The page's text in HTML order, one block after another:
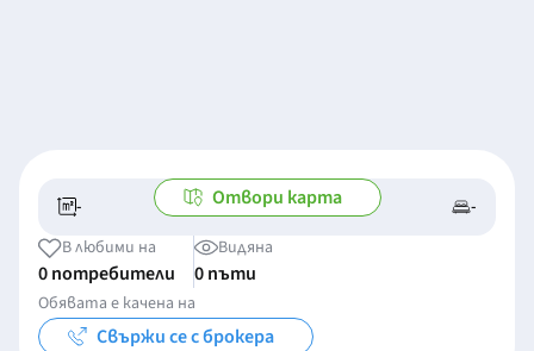
- -/- -
Отвори карта
В любими на
0 потребители
Видяна
0 пъти
Обявата е качена на
Свържи се с брокера